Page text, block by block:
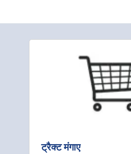
ट्रैक्ट मंगाए